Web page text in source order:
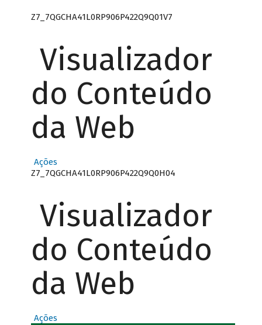
Z7_7QGCHA41L0RP906P422Q9Q01V7
Visualizador
do Conteúdo
da Web
Ações
Z7_7QGCHA41L0RP906P422Q9Q0H04
Visualizador
do Conteúdo
da Web
Ações